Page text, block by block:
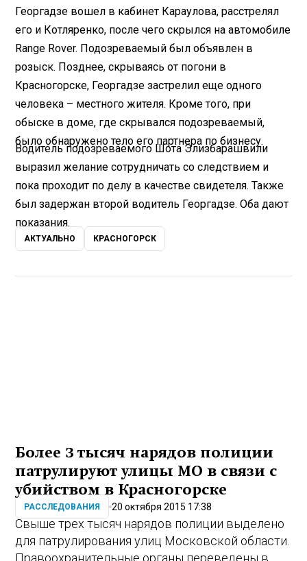
Георгадзе вошел в кабинет Караулова, расстрелял
его и Котляренко, после чего скрылся на автомобиле
Range Rover. Подозреваемый был объявлен в
розыск. Позднее, скрываясь от погони в
Красногорске, Георгадзе застрелил еще одного
человека – местного жителя. Кроме того, при
обыске в доме, где скрывался подозреваемый,
было обнаружено тело его партнера по бизнесу.
Водитель подозреваемого Шота Элизбарашвили
выразил желание сотрудничать со следствием и
пока проходит по делу в качестве свидетеля. Также
был задержан второй водитель Георгадзе. Оба дают
показания.
АКТУАЛЬНО КРАСНОГОРСК
Более 3 тысяч нарядов полиции
патрулируют улицы МО в связи с
убийством в Красногорске
РАССЛЕДОВАНИЯ 20 октября 2015 17:38
Свыше трех тысяч нарядов полиции выделено
для патрулирования улиц Московской области.
Правоохранительные органы переведены в